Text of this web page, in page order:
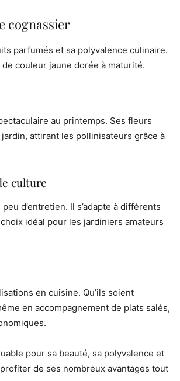
cognassier
parfumés et sa polyvalence culinaire.
couleur jaune dorée à maturité.
au printemps. Ses fleurs
attirant les pollinisateurs grâce à
culture
d’entretien. Il s’adapte à différents
idéal pour les jardiniers amateurs
en cuisine. Qu’ils soient
en accompagnement de plats salés,
pour sa beauté, sa polyvalence et
de ses nombreux avantages tout